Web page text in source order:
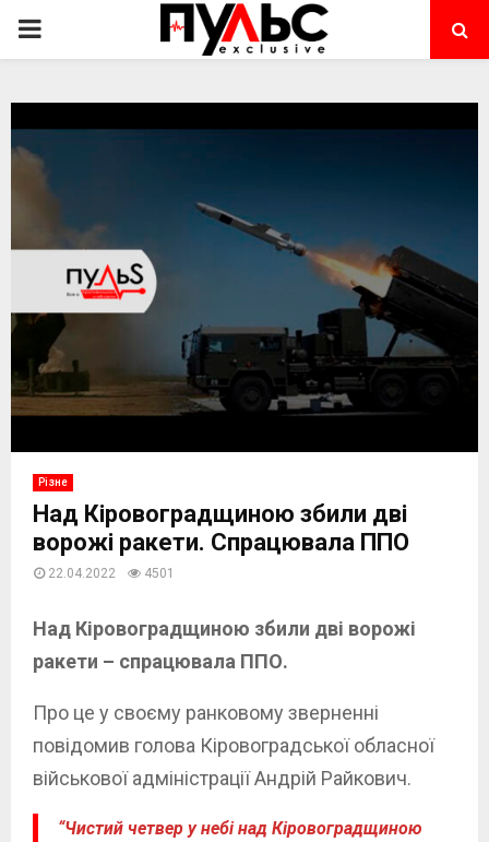
PRIMARY
Різне
Над Кіровоградщиною збили дві
ворожі ракети. Спрацювала ППО
22.04.2022 4501
Над Кіровоградщиною збили дві ворожі
ракети – спрацювала ППО.
Про це у своєму ранковому зверненні
повідомив голова Кіровоградської обласної
військової адміністрації Андрій Райкович.
“Чистий четвер у небі над Кіровоградщиною